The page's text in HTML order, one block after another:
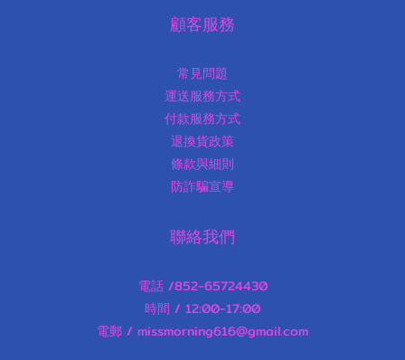
顧客服務
常見問題
運送服務方式
付款服務方式
退換貨政策
條款與細則
防詐騙宣導
聯絡我們
電話 /852-65724430
時間 / 12:00-17:00
電郵 / missmorning616@gmail.com